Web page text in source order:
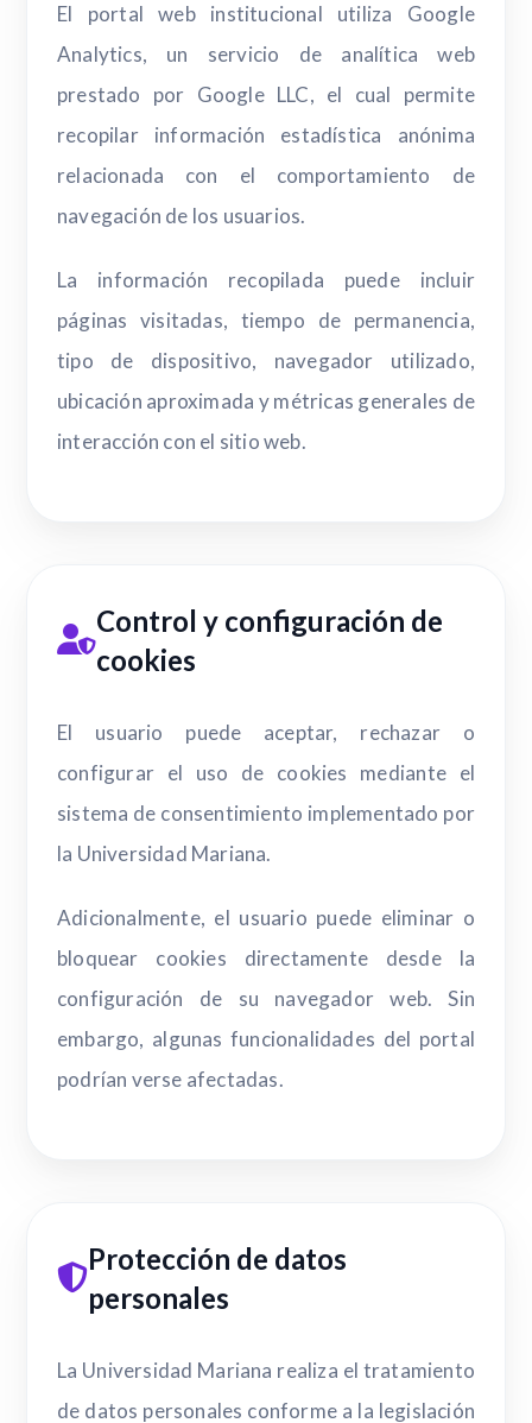
El portal web institucional utiliza Google
Analytics, un servicio de analítica web
prestado por Google LLC, el cual permite
recopilar información estadística anónima
relacionada con el comportamiento de
navegación de los usuarios.
La información recopilada puede incluir
páginas visitadas, tiempo de permanencia,
tipo de dispositivo, navegador utilizado,
ubicación aproximada y métricas generales de
interacción con el sitio web.
Control y configuración de
cookies
El usuario puede aceptar, rechazar o
configurar el uso de cookies mediante el
sistema de consentimiento implementado por
la Universidad Mariana.
Adicionalmente, el usuario puede eliminar o
bloquear cookies directamente desde la
configuración de su navegador web. Sin
embargo, algunas funcionalidades del portal
podrían verse afectadas.
Protección de datos
personales
La Universidad Mariana realiza el tratamiento
de datos personales conforme a la legislación